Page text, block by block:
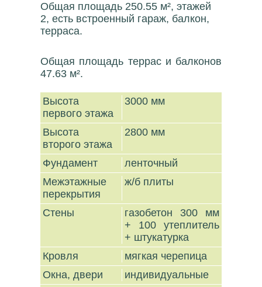
Общая площадь 250.55 м², этажей
2, есть встроенный гараж, балкон,
терраса.
Общая площадь террас и балконов
47.63 м².
Высота
первого этажа
3000 мм
Высота
второго этажа
2800 мм
Фундамент
ленточный
Межэтажные
перекрытия
ж/б плиты
Стены
газобетон 300 мм
+ 100 утеплитель
+ штукатурка
Кровля
мягкая черепица
Окна, двери
индивидуальные